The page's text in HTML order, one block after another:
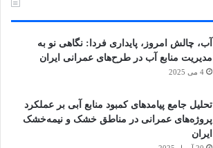
آب، چالش امروز، پایداری فردا: نگاهی نو به
مدیریت منابع آب در طرح‌های عمرانی ایران
4 می 2025
تحلیل جامع پیامدهای کمبود منابع آبی بر عملکرد
پروژه‌های عمرانی در مناطق خشک و نیمه‌خشک
ایران